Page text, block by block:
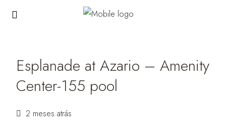
Esplanade at Azario – Amenity
Center-155 pool
2 meses atrás